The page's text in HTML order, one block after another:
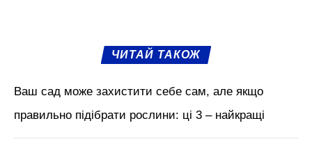
ЧИТАЙ ТАКОЖ
Ваш сад може захистити себе сам, але якщо
правильно підібрати рослини: ці 3 – найкращі